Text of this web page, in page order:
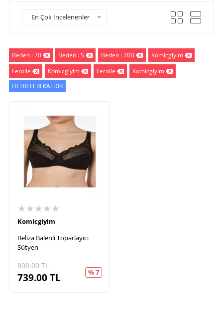
En Çok İncelenenler
Beden : 70 Beden : S Beden : 70B
Komicgiyim
Ferolle
Komicgiyim Ferolle
Komicgiyim
FİLTRELERİ KALDIR
★★★★★
Komicgiyim
Beliza Balenli Toparlayıcı
Sütyen
800.00TL
739.00TL % 7